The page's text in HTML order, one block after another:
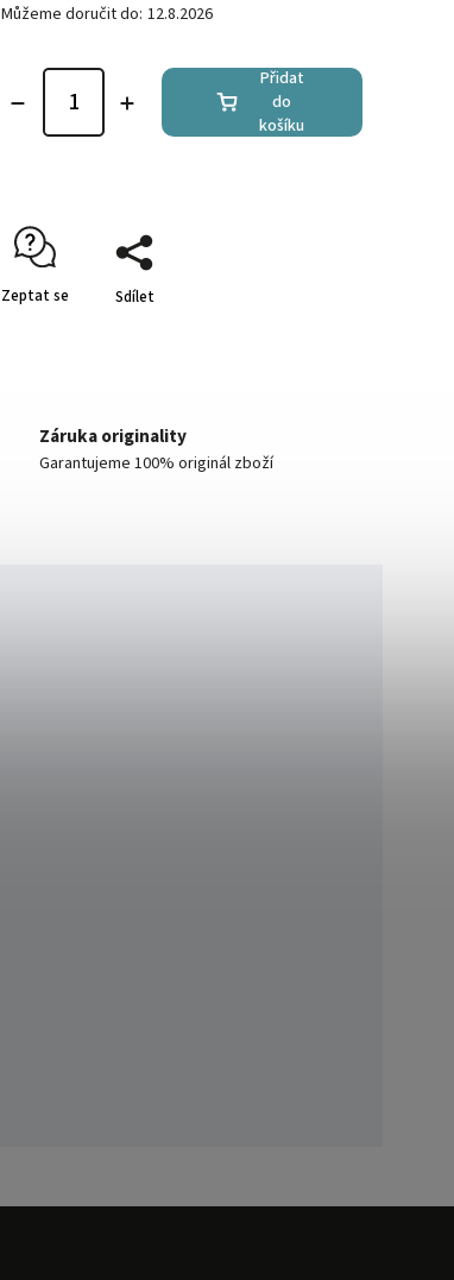
Můžeme doručit do: 12.8.2026
Přidat
do
košíku
Zeptat se Sdílet
Záruka originality
Garantujeme 100% originál zboží